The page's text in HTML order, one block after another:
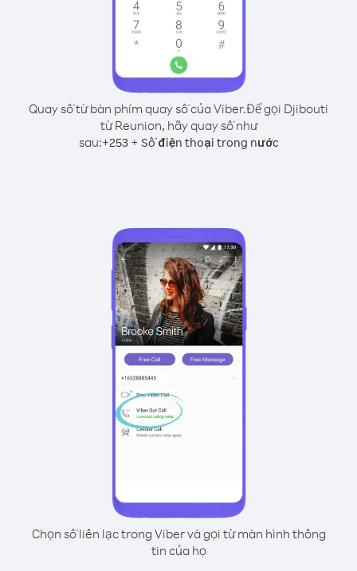
Quay số từ bàn phím quay số của Viber.Để gọi Djibouti
từ Reunion, hãy quay số như
sau:+253+ Số điện thoại trong nước
Chọn số liên lạc trong Viber và gọi từ màn hình thông
tin của họ